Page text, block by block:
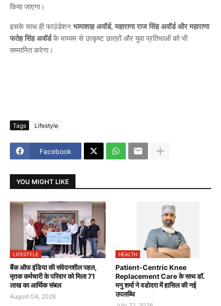
किया जाएगा।
इसके साथ ही फाउंडेशन भामाशाह अवॉर्ड, महाराणा राज सिंह अवॉर्ड और महाराणा
फतेह सिंह अवॉर्डके माध्यम से उत्कृष्ट छात्रों और युवा प्रतिभाओं को भी
सम्मानित करेगा।
Tags Lifestyle
Facebook
YOU MIGHT LIKE
LIFESTYLE
बैंक ऑफ इंडिया की संवेदनशील पहल,
मृतक कर्मचारी के परिवार को मिला 71
लाख का आर्थिक संबल
August 04, 2026
HEALTH
Patient-Centric Knee
Replacement Care के साथ डॉ.
मनु शर्मा ने वडोदरा में हासिल की नई
उपलब्धि